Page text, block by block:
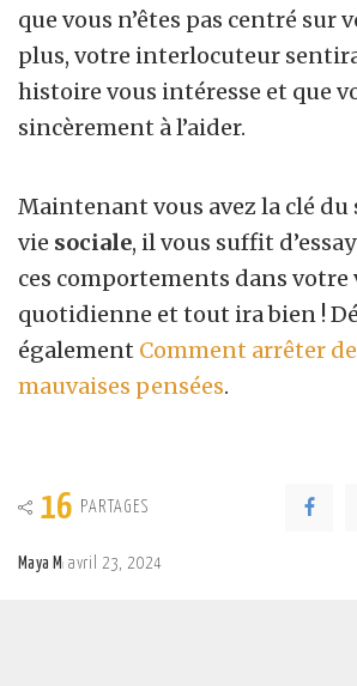
que vous n’êtes pas centré sur
plus, votre interlocuteur
histoire vous intéresse et que
sincèrement à l’aider.
Maintenant vous avez la clé du
vie sociale, il vous suffit
ces comportements dans votre
quotidienne et tout ira bien !
également Comment arrêter
mauvaises pensées.
16 PARTAGES
Posted
Maya M avril 23, 2024